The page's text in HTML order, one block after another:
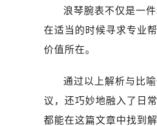
浪琴腕表不仅是一
在适当的时候寻求专业
价值所在。
通过以上解析与比
议，还巧妙地融入了日
都能在这篇文章中找到